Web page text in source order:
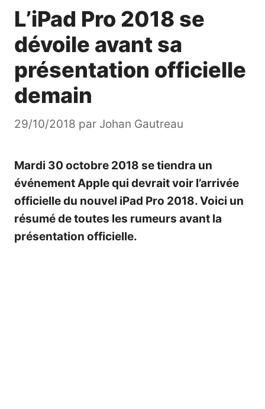
L’iPad Pro 2018 se
dévoile avant sa
présentation officielle
demain
29/10/2018 par Johan Gautreau
Mardi 30 octobre 2018 se tiendra un
événement Apple qui devrait voir l’arrivée
officielle du nouvel iPad Pro 2018. Voici un
résumé de toutes les rumeurs avant la
présentation officielle.